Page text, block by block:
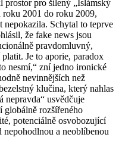
prostor pro šílený „Islámský
roku 2001 do roku 2009,
Schytal to teprve
že fake news jsou
pravdomluvný,
Je to aporie, paradox
nesmí,“ zní jedno ironické
nevinnějších než
klučina, který nahlas
nepravda“ usvědčuje
globálně rozšířeného
potenciálně osvobozující
nepohodlnou a neoblíbenou